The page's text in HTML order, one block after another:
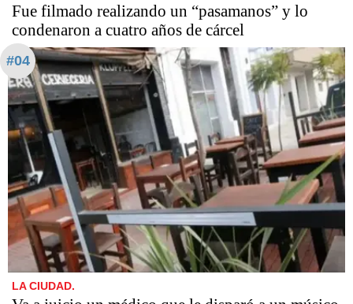
Fue filmado realizando un “pasamanos” y lo
condenaron a cuatro años de cárcel
#04
LA CIUDAD.